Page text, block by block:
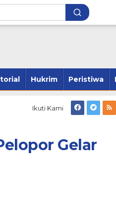
Hukrim Peristiwa
Ikuti Kami
Gelar